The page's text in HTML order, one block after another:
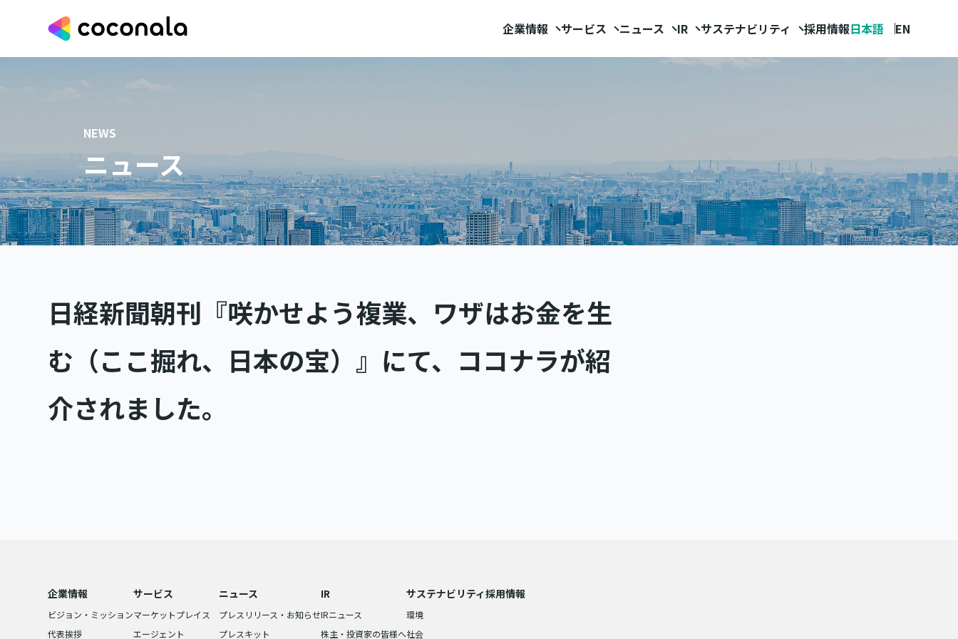
企業情報 サービス ニュース IR サステナビリティ 採用情報日本語 EN
NEWS
ニュース
日経新聞朝刊『咲かせよう複業、ワザはお金を生
む（ここ掘れ、日本の宝）』にて、ココナラが紹
介されました。
企業情報
ビジョン・ミッション
代表挨拶
サービス
マーケットプレイス
エージェント
ニュース
プレスリリース・お知らせ
プレスキット
IR
IRニュース
株主・投資家の皆様へ
サステナビリティ
環境
社会
採用情報